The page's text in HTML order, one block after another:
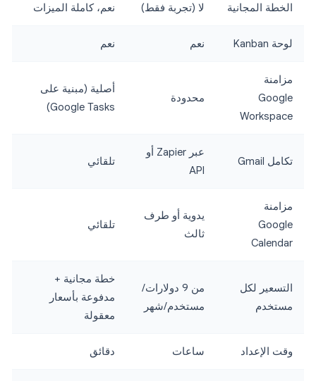
الخطة المجانية لا (تجربة فقط) نعم، كاملة الميزات
لوحة Kanban نعم نعم
مزامنة
Google
Workspace
محدودة
أصلية (مبنية على
Google Tasks)
تكامل Gmail
عبر Zapier أو
API
تلقائي
مزامنة
Google
Calendar
يدوية أو طرف
ثالث
تلقائي
التسعير لكل
مستخدم
من 9 دولارات/
مستخدم/شهر
خطة مجانية +
مدفوعة بأسعار
معقولة
وقت الإعداد ساعات دقائق